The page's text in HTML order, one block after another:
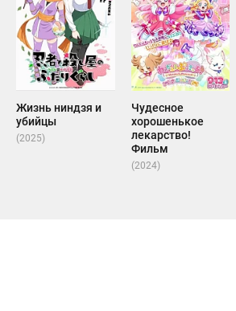
Жизнь ниндзя и
убийцы
(2025)
Чудесное
хорошенькое
лекарство!
Фильм
(2024)